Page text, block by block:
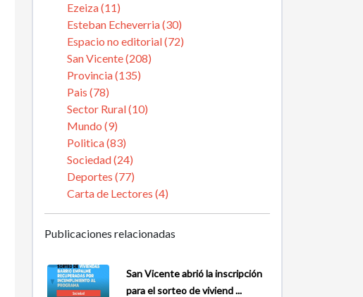
Ezeiza (11)
Esteban Echeverria (30)
Espacio no editorial (72)
San Vicente (208)
Provincia (135)
Pais (78)
Sector Rural (10)
Mundo (9)
Politica (83)
Sociedad (24)
Deportes (77)
Carta de Lectores (4)
Publicaciones relacionadas
San Vicente abrió la inscripción
para el sorteo de viviend ...